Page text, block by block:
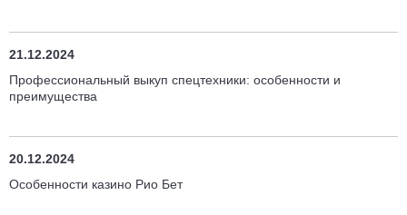
21.12.2024
Профессиональный выкуп спецтехники: особенности и
преимущества
20.12.2024
Особенности казино Рио Бет